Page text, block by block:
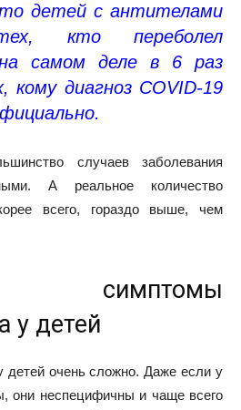
детей с антителами
кто переболел
на самом деле в 6 раз
диагноз COVID-19
случаев заболевания
А реальное количество
всего, гораздо выше, чем
симптомы
у детей
детей очень сложно. Даже если у
они неспецифичны и чаще всего